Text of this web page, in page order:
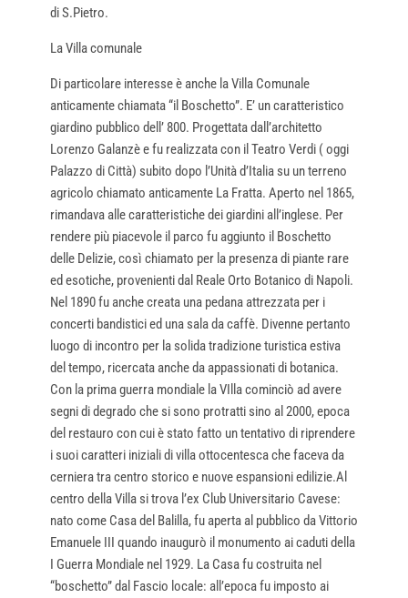
di S.Pietro.
La Villa comunale
Di particolare interesse è anche la Villa Comunale
anticamente chiamata “il Boschetto”. E’ un caratteristico
giardino pubblico dell’ 800. Progettata dall’architetto
Lorenzo Galanzè e fu realizzata con il Teatro Verdi ( oggi
Palazzo di Città) subito dopo l’Unità d’Italia su un terreno
agricolo chiamato anticamente La Fratta. Aperto nel 1865,
rimandava alle caratteristiche dei giardini all’inglese. Per
rendere più piacevole il parco fu aggiunto il Boschetto
delle Delizie, così chiamato per la presenza di piante rare
ed esotiche, provenienti dal Reale Orto Botanico di Napoli.
Nel 1890 fu anche creata una pedana attrezzata per i
concerti bandistici ed una sala da caffè. Divenne pertanto
luogo di incontro per la solida tradizione turistica estiva
del tempo, ricercata anche da appassionati di botanica.
Con la prima guerra mondiale la VIlla cominciò ad avere
segni di degrado che si sono protratti sino al 2000, epoca
del restauro con cui è stato fatto un tentativo di riprendere
i suoi caratteri iniziali di villa ottocentesca che faceva da
cerniera tra centro storico e nuove espansioni edilizie.Al
centro della Villa si trova l’ex Club Universitario Cavese:
nato come Casa del Balilla, fu aperta al pubblico da Vittorio
Emanuele III quando inaugurò il monumento ai caduti della
I Guerra Mondiale nel 1929. La Casa fu costruita nel
“boschetto” dal Fascio locale: all’epoca fu imposto ai